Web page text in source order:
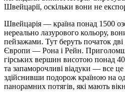
Швейцарії, оскільки вони не
Швейцарія — країна понад 1500
нереально лазурового кольору,
пейзажами. Тут беруть початок дві
Європи — Рона і Рейн.
гірських вершин висотою понад
та запаморочливі віадуки — все
здійснивши подорож країною на
панорамних потягів, які мають